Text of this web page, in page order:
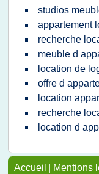
studios
appartement
recherche
meuble d
location de
offre d
location
recherche
location d
Accueil | Mentions